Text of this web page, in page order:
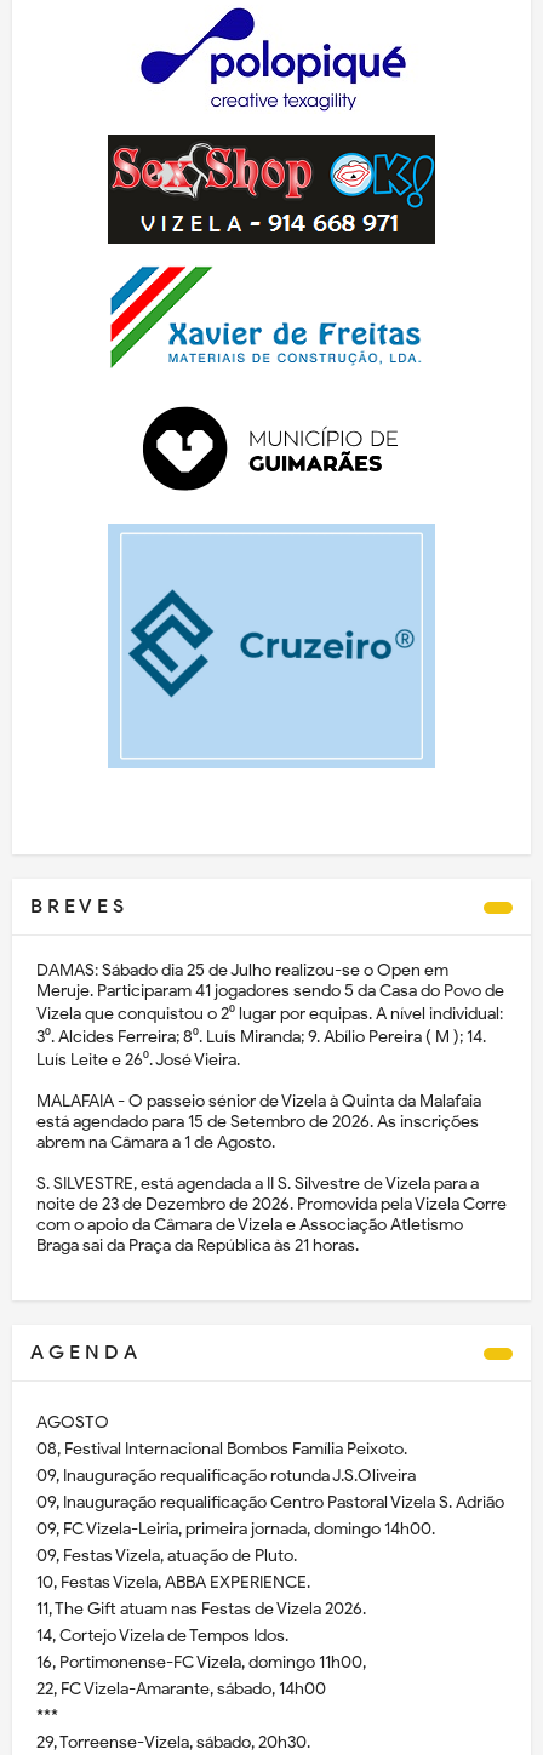
B R E V E S
DAMAS: Sábado dia 25 de Julho realizou-se o Open em
Meruje. Participaram 41 jogadores sendo 5 da Casa do Povo de
Vizela que conquistou o 2⁰ lugar por equipas. A nível individual:
3⁰. Alcides Ferreira; 8⁰. Luís Miranda; 9. Abílio Pereira ( M ); 14.
Luís Leite e 26⁰. José Vieira.
MALAFAIA - O passeio sénior de Vizela à Quinta da Malafaia
está agendado para 15 de Setembro de 2026. As inscrições
abrem na Câmara a 1 de Agosto.
S. SILVESTRE, está agendada a II S. Silvestre de Vizela para a
noite de 23 de Dezembro de 2026. Promovida pela Vizela Corre
com o apoio da Câmara de Vizela e Associação Atletismo
Braga sai da Praça da República às 21 horas.
A G E N D A
AGOSTO
08, Festival Internacional Bombos Família Peixoto.
09, Inauguração requalificação rotunda J.S.Oliveira
09, Inauguração requalificação Centro Pastoral Vizela S. Adrião
09, FC Vizela-Leiria, primeira jornada, domingo 14h00.
09, Festas Vizela, atuação de Pluto.
10, Festas Vizela, ABBA EXPERIENCE.
11, The Gift atuam nas Festas de Vizela 2026.
14, Cortejo Vizela de Tempos Idos.
16, Portimonense-FC Vizela, domingo 11h00,
22, FC Vizela-Amarante, sábado, 14h00
***
29, Torreense-Vizela, sábado, 20h30.